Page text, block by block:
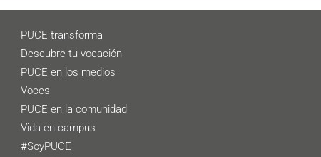
PUCE transforma
Descubre tu vocación
PUCE en los medios
Voces
PUCE en la comunidad
Vida en campus
#SoyPUCE